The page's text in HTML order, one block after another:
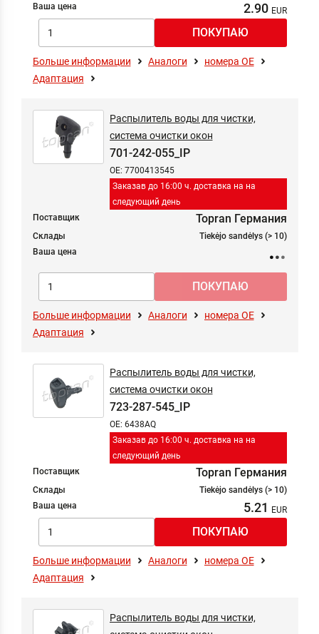
Ваша цена
2.90
Больше информации Аналоги
номера ОЕ
Адаптация
Заказав до 16:00 ч. доставка на на
следующий день
Распылитель воды для чистки,
система очистки окон
701-242-055_IP
OE: 7700413545
Поставщик Topran Германия
Склады
Tiekėjo sandėlys (> 10)
Ваша цена
Больше информации Аналоги
номера ОЕ
Адаптация
Заказав до 16:00 ч. доставка на на
следующий день
Распылитель воды для чистки,
система очистки окон
723-287-545_IP
OE: 6438AQ
Поставщик Topran Германия
Склады
Tiekėjo sandėlys (> 10)
Ваша цена
5.21
Больше информации Аналоги
номера ОЕ
Адаптация
Распылитель воды для чистки,